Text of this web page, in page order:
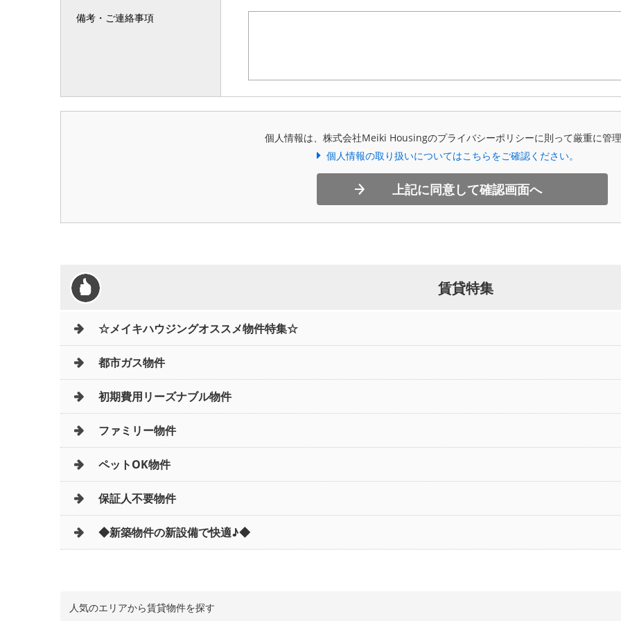
備考・ご連絡事項
個人情報は、株式会社Meiki Housingのプライバシーポリシーに則って厳重に管理
個人情報の取り扱いについてはこちらをご確認ください。
上記に同意して確認画面へ
賃貸特集
☆メイキハウジングオススメ物件特集☆
都市ガス物件
初期費用リーズナブル物件
ファミリー物件
ペットOK物件
保証人不要物件
◆新築物件の新設備で快適♪◆
人気のエリアから賃貸物件を探す